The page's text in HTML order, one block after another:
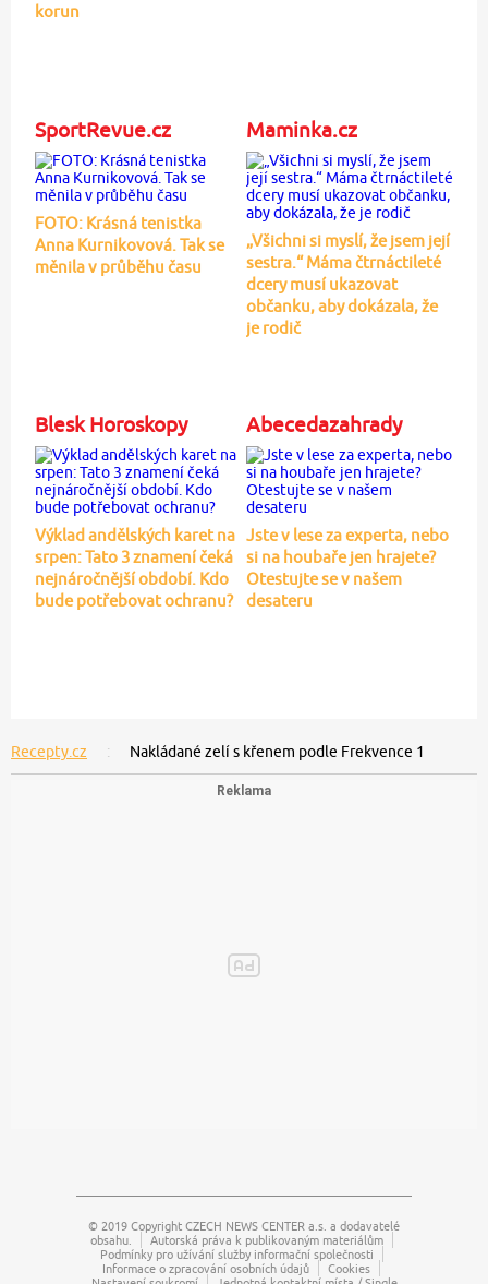
korun
SportRevue.cz
FOTO: Krásná tenistka
Anna Kurnikovová. Tak se
měnila v průběhu času
Maminka.cz
„Všichni si myslí, že jsem její
sestra.“ Máma čtrnáctileté
dcery musí ukazovat
občanku, aby dokázala, že
je rodič
Blesk Horoskopy
Výklad andělských karet na
srpen: Tato 3 znamení čeká
nejnáročnější období. Kdo
bude potřebovat ochranu?
Abecedazahrady
Jste v lese za experta, nebo
si na houbaře jen hrajete?
Otestujte se v našem
desateru
Recepty.cz Nakládané zelí s křenem podle Frekvence 1
© 2019 Copyright CZECH NEWS CENTER a.s. a dodavatelé
obsahu.
Autorská práva k publikovaným materiálům
Podmínky pro užívání služby informační společnosti
Informace o zpracování osobních údajů
Cookies